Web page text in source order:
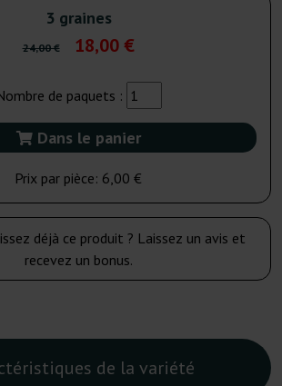
3 graines
24,00 € 18,00 €
de paquets :
Dans le panier
Prix par pièce: 6,00 €
déjà ce produit ? Laissez un avis et
recevez un bonus.
de la variété